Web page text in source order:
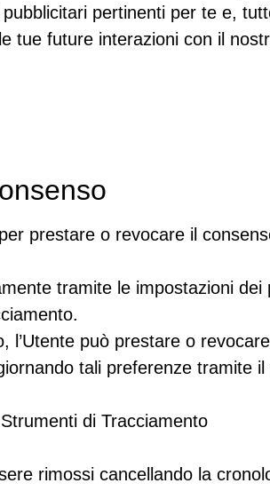
pertinenti per te e,
tue future interazioni con il
prestare o revocare il
tramite le impostazioni dei
l’Utente può prestare o
tali preferenze tramite il
di Tracciamento
rimossi cancellando la